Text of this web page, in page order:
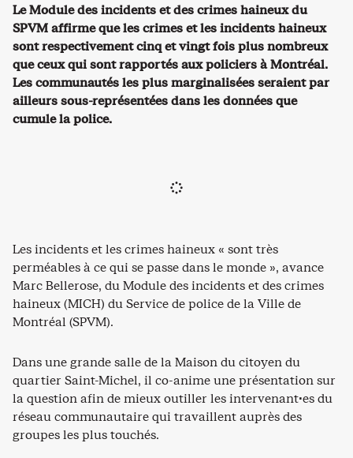
Le Moduledes incidents et des crimes haineux du
SPVM affirme que les crimes et les incidents haineux
sont respectivement cinq et vingt fois plus nombreux
que ceux qui sont rapportés aux policiers à Montréal.
Les communautés les plus marginalisées seraient par
ailleurs sous-représentées dans les données que
cumule la police.
Les incidents et les crimes haineux « sont très
perméables à ce qui se passe dans le monde », avance
Marc Bellerose, du Module des incidents et des crimes
haineux (MICH) du Service de police de la Ville de
Montréal (SPVM).
Dans une grande salle de la Maison du citoyen du
quartier Saint-Michel, il co-anime une présentation sur
la question afin de mieux outiller les intervenant·es du
réseau communautaire qui travaillent auprès des
groupes les plus touchés.